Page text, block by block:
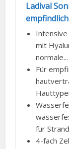
Ladival
mit
normale...
Für
für
4-fach